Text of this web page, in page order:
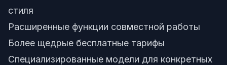
стиля
Расширенные функции совместной работы
Более щедрые бесплатные тарифы
Специализированные модели для конкретных